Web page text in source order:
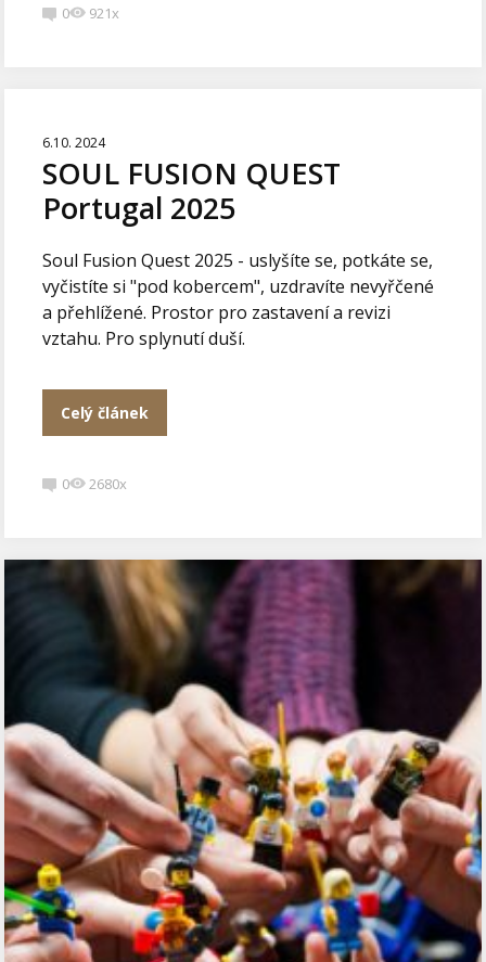
0 921x
6.10. 2024
SOUL FUSION QUEST
Portugal 2025
Soul Fusion Quest 2025 - uslyšíte se, potkáte se,
vyčistíte si "pod kobercem", uzdravíte nevyřčené
a přehlížené. Prostor pro zastavení a revizi
vztahu. Pro splynutí duší.
Celý článek
0 2680x